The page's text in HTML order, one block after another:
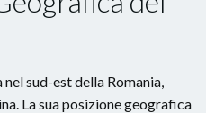
sud-est della Romania,
La sua posizione geografica